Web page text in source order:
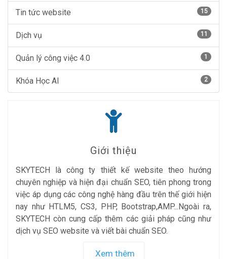
Tin tức website 15
Dịch vụ 11
Quản lý công việc 4.0 1
Khóa Học AI 2
Giới thiệu
SKYTECH là công ty thiết kế website theo hướng
chuyên nghiệp và hiện đại chuẩn SEO, tiên phong trong
việc áp dụng các công nghệ hàng đầu trên thế giới hiện
nay như HTLM5, CS3, PHP, Bootstrap,AMP...Ngoài ra,
SKYTECH còn cung cấp thêm các giải pháp cũng như
dịch vụ SEO website và viết bài chuẩn SEO.
Xem thêm